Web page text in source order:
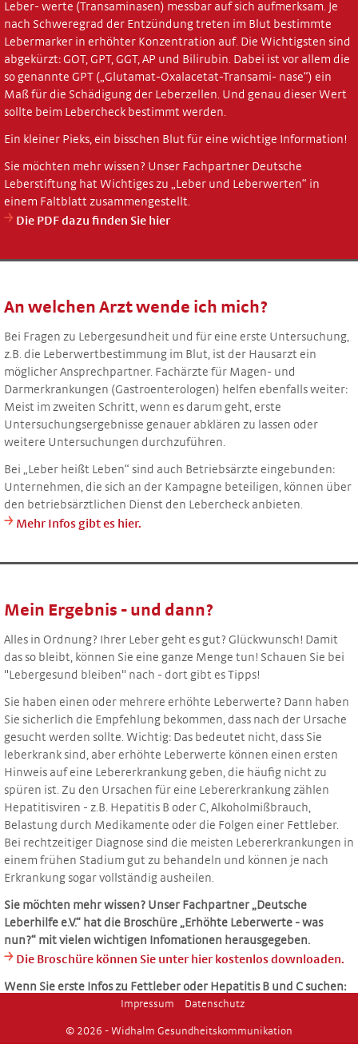
Leber- werte (Transaminasen) messbar auf sich aufmerksam. Je
nach Schweregrad der Entzündung treten im Blut bestimmte
Lebermarker in erhöhter Konzentration auf. Die Wichtigsten sind
abgekürzt: GOT, GPT, GGT, AP und Bilirubin. Dabei ist vor allem die
so genannte GPT („Glutamat-Oxalacetat-Transami- nase“) ein
Maß für die Schädigung der Leberzellen. Und genau dieser Wert
sollte beim Lebercheck bestimmt werden.
Ein kleiner Pieks, ein bisschen Blut für eine wichtige Information!
Sie möchten mehr wissen? Unser Fachpartner Deutsche
Leberstiftung hat Wichtiges zu „Leber und Leberwerten“ in
einem Faltblatt zusammengestellt.
￫ Die PDF dazu finden Sie hier
An welchen Arzt wende ich mich?
Bei Fragen zu Lebergesundheit und für eine erste Untersuchung,
z.B. die Leberwertbestimmung im Blut, ist der Hausarzt ein
möglicher Ansprechpartner. Fachärzte für Magen- und
Darmerkrankungen (Gastroenterologen) helfen ebenfalls weiter:
Meist im zweiten Schritt, wenn es darum geht, erste
Untersuchungsergebnisse genauer abklären zu lassen oder
weitere Untersuchungen durchzuführen.
Bei „Leber heißt Leben“ sind auch Betriebsärzte eingebunden:
Unternehmen, die sich an der Kampagne beteiligen, können über
den betriebsärztlichen Dienst den Lebercheck anbieten.
￫ Mehr Infos gibt es hier.
Mein Ergebnis - und dann?
Alles in Ordnung? Ihrer Leber geht es gut? Glückwunsch! Damit
das so bleibt, können Sie eine ganze Menge tun! Schauen Sie bei
"Lebergesund bleiben" nach - dort gibt es Tipps!
Sie haben einen oder mehrere erhöhte Leberwerte? Dann haben
Sie sicherlich die Empfehlung bekommen, dass nach der Ursache
gesucht werden sollte. Wichtig: Das bedeutet nicht, dass Sie
leberkrank sind, aber erhöhte Leberwerte können einen ersten
Hinweis auf eine Lebererkrankung geben, die häufig nicht zu
spüren ist. Zu den Ursachen für eine Lebererkrankung zählen
Hepatitisviren - z.B. Hepatitis B oder C, Alkoholmißbrauch,
Belastung durch Medikamente oder die Folgen einer Fettleber.
Bei rechtzeitiger Diagnose sind die meisten Lebererkrankungen in
einem frühen Stadium gut zu behandeln und können je nach
Erkrankung sogar vollständig ausheilen.
Sie möchten mehr wissen? Unser Fachpartner „Deutsche
Leberhilfe e.V.“ hat die Broschüre „Erhöhte Leberwerte - was
nun?“ mit vielen wichtigen Infomationen herausgegeben.
￫ Die Broschüre können Sie unter hier kostenlos downloaden.
Wenn Sie erste Infos zu Fettleber oder Hepatitis B und C suchen:
werfen Sie einen Blick Sie in unseren Bereich￫
Impressum Datenschutz
© 2026 - Widhalm Gesundheitskommunikation